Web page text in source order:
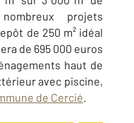
projets
de 250 m² idéal
de 695 000 euros
haut de
avec piscine,
de Cercié.